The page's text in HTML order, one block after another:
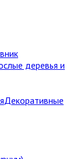
деревья и
Декоративные